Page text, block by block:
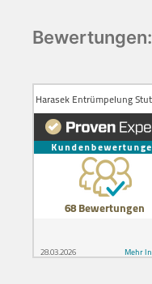
Bewertungen: